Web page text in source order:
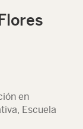
en
Escuela